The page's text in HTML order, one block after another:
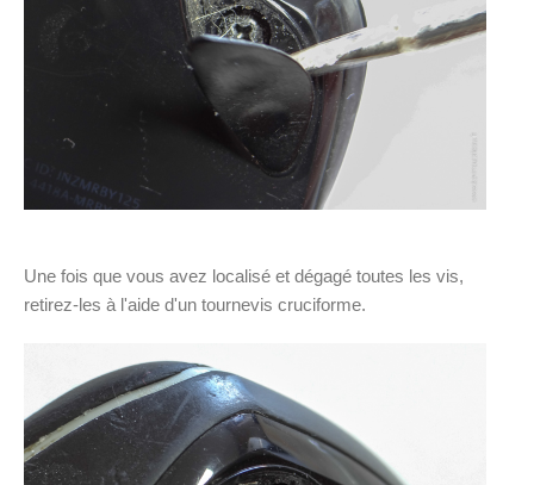
Une fois que vous avez localisé et dégagé toutes les vis,
retirez-les à l'aide d'un tournevis cruciforme.